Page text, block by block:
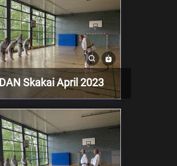
DAN Skakai April 2023